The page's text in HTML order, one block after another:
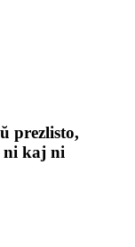
prezlisto,
ni kaj ni